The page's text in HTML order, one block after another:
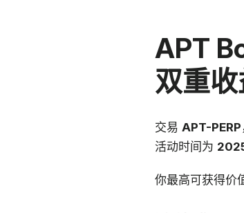
APT
双重
交易 APT-PERP
活动时间为
你最高可获得价